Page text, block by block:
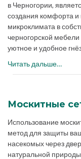
в Черногории,
создания комфорта и
микроклимата в
черногорской
уютное и удобное
Читать дальше…
Москитные
Использование
метод для защиты
насекомых через
натуральной природы